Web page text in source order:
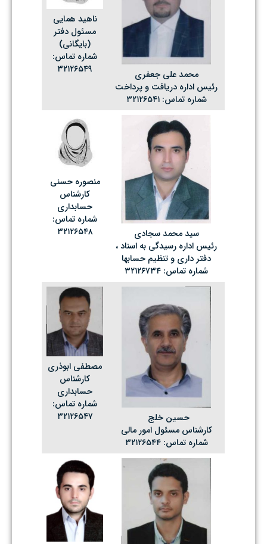
محمد علی جعفری
رئیس اداره دریافت و پرداخت
شماره تماس: ۳۲۱۲۶۵۴۱
ناهید همایی
مسئول دفتر
(بایگانی)
شماره تماس:
۳۲۱۲۶۵۴۹
سید محمد سجادی
رئیس اداره رسیدگی به اسناد ،
دفتر داری و تنظیم حسابها
شماره تماس: ۳۲۱۲۶۷۳۴
منصوره حسنی
کارشناس
حسابداری
شماره تماس:
۳۲۱۲۶۵۴۸
حسین خلج
کارشناس مسئول امور مالی
شماره تماس: ۳۲۱۲۶۵۴۴
مصطفی ابوذری
کارشناس
حسابداری
شماره تماس:
۳۲۱۲۶۵۴۷